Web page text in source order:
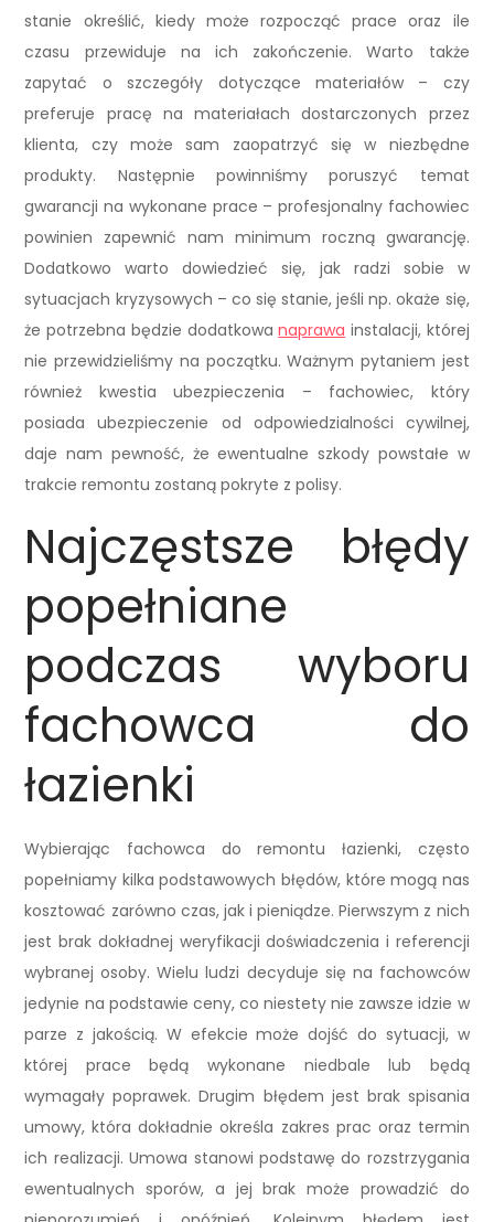
stanie określić, kiedy może rozpocząć prace oraz ile
czasu przewiduje na ich zakończenie. Warto także
zapytać o szczegóły dotyczące materiałów – czy
preferuje pracę na materiałach dostarczonych przez
klienta, czy może sam zaopatrzyć się w niezbędne
produkty. Następnie powinniśmy poruszyć temat
gwarancji na wykonane prace – profesjonalny fachowiec
powinien zapewnić nam minimum roczną gwarancję.
Dodatkowo warto dowiedzieć się, jak radzi sobie w
sytuacjach kryzysowych – co się stanie, jeśli np. okaże się,
że potrzebna będzie dodatkowanaprawa instalacji, której
nie przewidzieliśmy na początku. Ważnym pytaniem jest
również kwestia ubezpieczenia – fachowiec, który
posiada ubezpieczenie od odpowiedzialności cywilnej,
daje nam pewność, że ewentualne szkody powstałe w
trakcie remontu zostaną pokryte z polisy.
Najczęstsze błędy
popełniane
podczas wyboru
fachowca do
łazienki
Wybierając fachowca do remontu łazienki, często
popełniamy kilka podstawowych błędów, które mogą nas
kosztować zarówno czas, jak i pieniądze. Pierwszym z nich
jest brak dokładnej weryfikacji doświadczenia i referencji
wybranej osoby. Wielu ludzi decyduje się na fachowców
jedynie na podstawie ceny, co niestety nie zawsze idzie w
parze z jakością. W efekcie może dojść do sytuacji, w
której prace będą wykonane niedbale lub będą
wymagały poprawek. Drugim błędem jest brak spisania
umowy, która dokładnie określa zakres prac oraz termin
ich realizacji. Umowa stanowi podstawę do rozstrzygania
ewentualnych sporów, a jej brak może prowadzić do